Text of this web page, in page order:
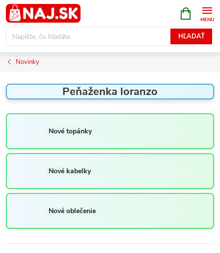
Prejsť
na
obsah
HĽADAŤ
KOŠÍK
Novinky
Peňaženka loranzo
Nové topánky
Nové kabelky
Nové oblečenie